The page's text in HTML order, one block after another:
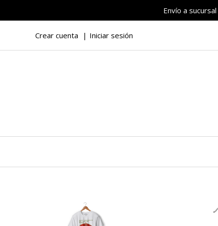
Envío a
Crear cuenta Iniciar sesión